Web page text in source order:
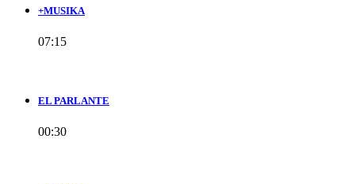
+MUSIKA
07:15
EL PARLANTE
00:30